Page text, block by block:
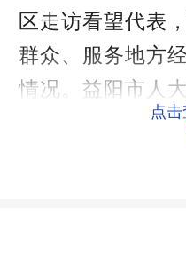
区走访看望代表
群众、服务地方
情况。益阳市人
点